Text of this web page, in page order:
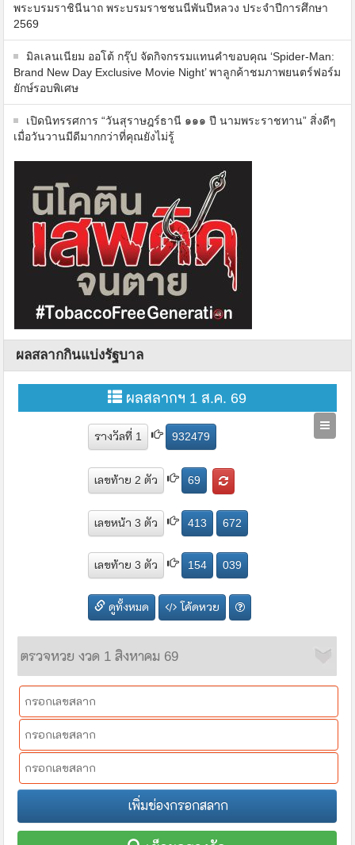
พระบรมราชินีนาถ พระบรมราชชนนีพันปีหลวง ประจำปีการศึกษา
2569
มิลเลนเนียม ออโต้ กรุ๊ป จัดกิจกรรมแทนคำขอบคุณ ‘Spider-Man:
Brand New Day Exclusive Movie Night’ พาลูกค้าชมภาพยนตร์ฟอร์ม
ยักษ์รอบพิเศษ
เปิดนิทรรศการ “วันสุราษฎร์ธานี ๑๑๑ ปี นามพระราชทาน” สิ่งดีๆ
เมื่อวันวานมีดีมากกว่าที่คุณยังไม่รู้
ผลสลากกินแบ่งรัฐบาล